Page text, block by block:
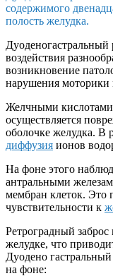
содержимого
полость желудка.
воздействия
возникновение
нарушения моторики
Желчными
осуществляется
оболочке желудка. В
диффузия ионов
На фоне этого
антральными
мембран клеток.
чувствительности к
Ретроградный
желудке, что
Дуодено
на фоне: